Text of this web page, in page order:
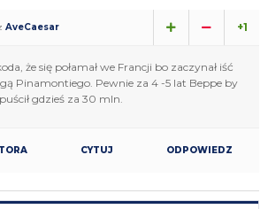
AveCaesar +1
że się połamał we Francji bo zaczynał iść
Pinamontiego. Pewnie za 4 -5 lat Beppe by
gdzieś za 30 mln.
CYTUJ ODPOWIEDZ